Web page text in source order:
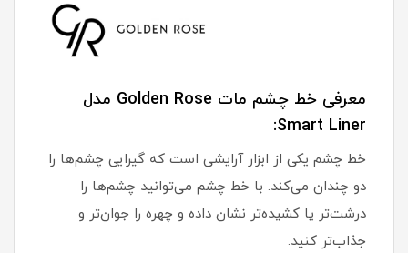
معرفی خط چشم مات Golden Rose مدل
Smart Liner:
خط چشم یکی از ابزار آرایشی است که گیرایی چشم‌ها را
دو چندان می‌کند. با خط چشم می‌توانید چشم‌ها را
درشت‌تر یا کشیده‌تر نشان داده و چهره را جوان‌تر و
جذاب‌تر کنید.